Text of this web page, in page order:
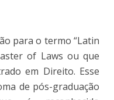
para o termo “Latin
of Laws ou que
em Direito. Esse
de pós-graduação